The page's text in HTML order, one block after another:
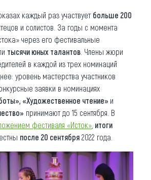
каждый раз участвует больше 200
и солистов. За годы с момента
через его фестивальные
тысячи юных талантов . Члены жюри
в каждой из трех номинаций
уровень мастерства участников
заявки в номинациях
«Художественное чтение» и
принимают до 15 сентября. В
фестиваля «Исток» итоги
после 20 сентября 2022 года.